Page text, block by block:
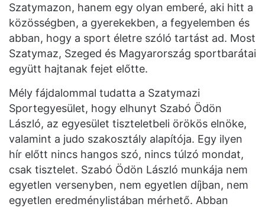
Szatymazon, hanem egy olyan emberé, aki hitt a
közösségben, a gyerekekben, a fegyelemben és
abban, hogy a sport életre szóló tartást ad. Most
Szatymaz, Szeged és Magyarország sportbarátai
együtt hajtanak fejet előtte.
Mély fájdalommal tudatta a Szatymazi
Sportegyesület, hogy elhunyt Szabó Ödön
László, az egyesület tiszteletbeli örökös elnöke,
valamint a judo szakosztály alapítója. Egy ilyen
hír előtt nincs hangos szó, nincs túlzó mondat,
csak tisztelet. Szabó Ödön László munkája nem
egyetlen versenyben, nem egyetlen díjban, nem
egyetlen eredménylistában mérhető. Abban